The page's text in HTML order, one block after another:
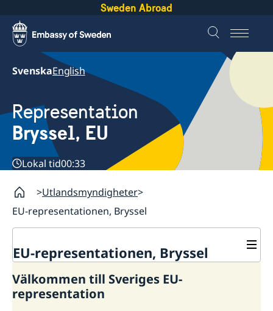
Sweden Abroad
SvenskaEnglish
Representation
Bryssel, EU
Lokal tid00:33
Utlandsmyndigheter
EU-representationen, Bryssel
EU-representationen, Bryssel
Om oss
Välkommen till Sveriges EU-
representation